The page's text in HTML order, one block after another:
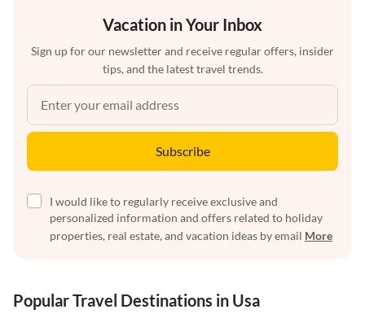
Vacation in Your Inbox
Sign up for our newsletter and receive regular offers, insider
tips, and the latest travel trends.
Subscribe
I would like to regularly receive exclusive and
personalized information and offers related to holiday
properties, real estate, and vacation ideas by email More
Popular Travel Destinations in Usa